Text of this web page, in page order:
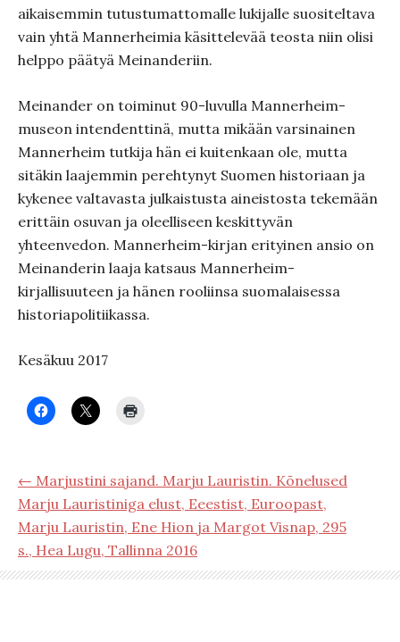
aikaisemmin tutustumattomalle lukijalle suositeltava
vain yhtä Mannerheimia käsittelevää teosta niin olisi
helppo päätyä Meinanderiin.
Meinander on toiminut 90-luvulla Mannerheim-
museon intendenttinä, mutta mikään varsinainen
Mannerheim tutkija hän ei kuitenkaan ole, mutta
sitäkin laajemmin perehtynyt Suomen historiaan ja
kykenee valtavasta julkaistusta aineistosta tekemään
erittäin osuvan ja oleelliseen keskittyvän
yhteenvedon. Mannerheim-kirjan erityinen ansio on
Meinanderin laaja katsaus Mannerheim-
kirjallisuuteen ja hänen rooliinsa suomalaisessa
historiapolitiikassa.
Kesäkuu 2017
← Marjustini sajand. Marju Lauristin. Kõnelused
Marju Lauristiniga elust, Eeestist, Euroopast,
Marju Lauristin, Ene Hion ja Margot Visnap, 295
s., Hea Lugu, Tallinna 2016